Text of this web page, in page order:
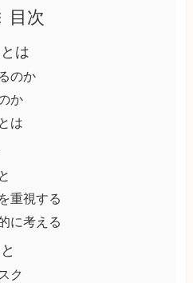
目次
は
のか
か
は
重視する
に考える
ク